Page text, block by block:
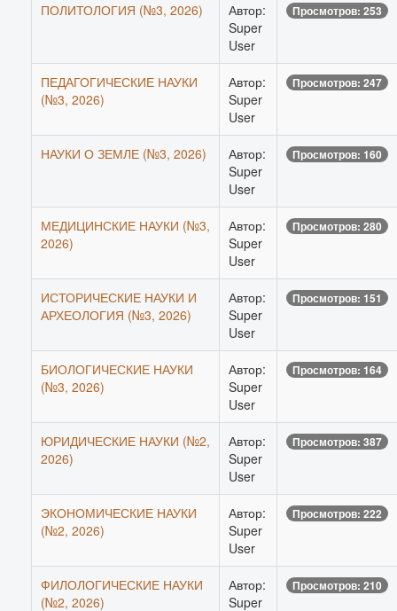
ПОЛИТОЛОГИЯ (№3, 2026)
Автор:
Super
User
Просмотров: 253
ПЕДАГОГИЧЕСКИЕ НАУКИ
(№3, 2026)
Автор:
Super
User
Просмотров: 247
НАУКИ О ЗЕМЛЕ (№3, 2026)
Автор:
Super
User
Просмотров: 160
МЕДИЦИНСКИЕ НАУКИ (№3,
2026)
Автор:
Super
User
Просмотров: 280
ИСТОРИЧЕСКИЕ НАУКИ И
АРХЕОЛОГИЯ (№3, 2026)
Автор:
Super
User
Просмотров: 151
БИОЛОГИЧЕСКИЕ НАУКИ
(№3, 2026)
Автор:
Super
User
Просмотров: 164
ЮРИДИЧЕСКИЕ НАУКИ (№2,
2026)
Автор:
Super
User
Просмотров: 387
ЭКОНОМИЧЕСКИЕ НАУКИ
(№2, 2026)
Автор:
Super
User
Просмотров: 222
ФИЛОЛОГИЧЕСКИЕ НАУКИ
(№2, 2026)
Автор:
Super
Просмотров: 210